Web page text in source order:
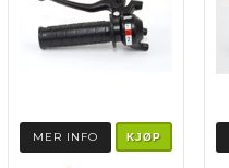
MER INFO KJØP